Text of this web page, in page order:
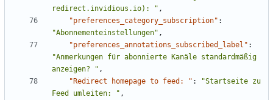
redirect.invidious.io): " ,
"preferences_category_subscription" :
"Abonnementeinstellungen" ,
"preferences_annotations_subscribed_label" :
"Anmerkungen für abonnierte Kanäle standardmäßig
anzeigen? " ,
"Redirect homepage to feed: " :
"Startseite zu
Feed umleiten: " ,